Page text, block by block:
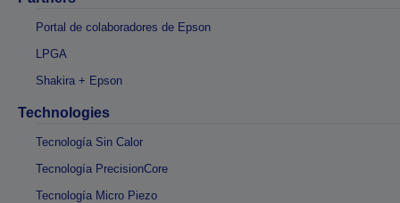
Portal de colaboradores de Epson
LPGA
Shakira + Epson
Technologies
Tecnología Sin Calor
Tecnología PrecisionCore
Tecnología Micro Piezo